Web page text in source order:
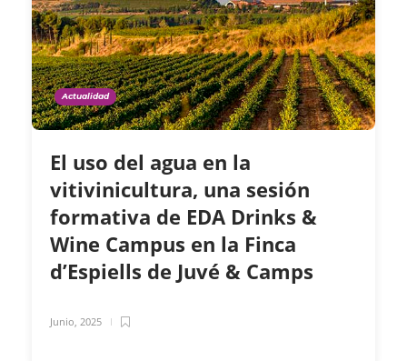
Actualidad
El uso del agua en la
vitivinicultura, una sesión
formativa de EDA Drinks &
Wine Campus en la Finca
d’Espiells de Juvé & Camps
Junio, 2025